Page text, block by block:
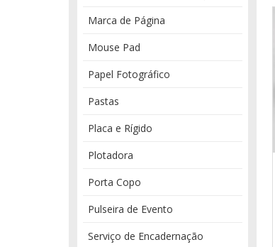
Marca de Página
Mouse Pad
Papel Fotográfico
Pastas
Placa e Rígido
Plotadora
Porta Copo
Pulseira de Evento
Serviço de Encadernação